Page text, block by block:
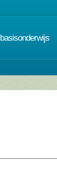
basisonderwijs